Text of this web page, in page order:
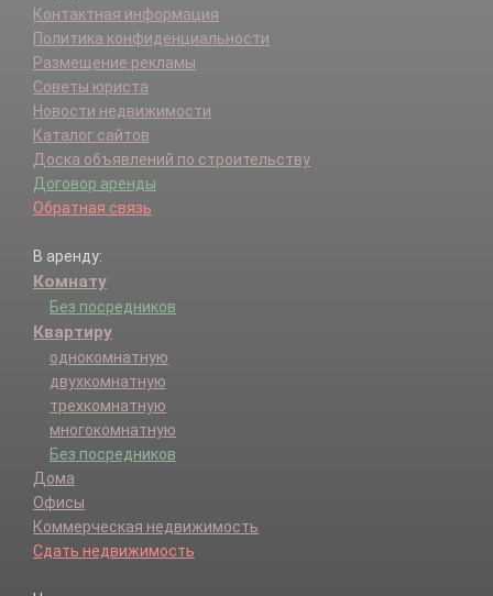
Контактная информация
Политика конфиденциальности
Размещение рекламы
Советы юриста
Новости недвижимости
Каталог сайтов
Доска объявлений по строительству
Договор аренды
Обратная связь
В аренду:
Комнату
Без посредников
Квартиру
однокомнатную
двухкомнатную
трехкомнатную
многокомнатную
Без посредников
Дома
Офисы
Коммерческая недвижимость
Сдать недвижимость